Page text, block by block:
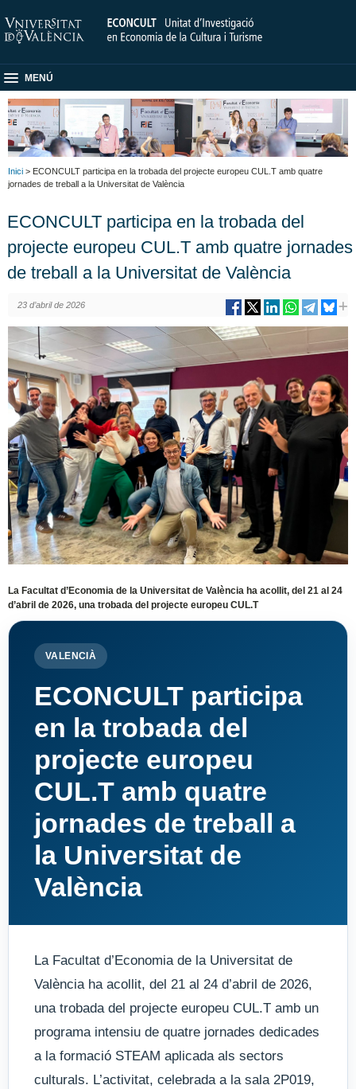
MENÚ
Inici > ECONCULT participa en la trobada del projecte europeu CUL.T amb quatre
jornades de treball a la Universitat de València
ECONCULT participa en la trobada del
projecte europeu CUL.T amb quatre jornades
de treball a la Universitat de València
23 d’abril de 2026
La Facultat d’Economia de la Universitat de València ha acollit, del 21 al 24
d’abril de 2026, una trobada del projecte europeu CUL.T
VALENCIÀ
ECONCULT participa
en la trobada del
projecte europeu
CUL.T amb quatre
jornades de treball a
la Universitat de
València
La Facultat d’Economia de la Universitat de
València ha acollit, del 21 al 24 d’abril de 2026,
una trobada del projecte europeu CUL.T amb un
programa intensiu de quatre jornades dedicades
a la formació STEAM aplicada als sectors
culturals. L’activitat, celebrada a la sala 2P019,